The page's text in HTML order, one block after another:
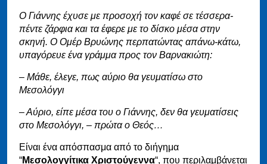
Ο Γιάννης έχυσε με προσοχή τον καφέ σε τέσσερα-
πέντε ζάρφια και τα έφερε με το δίσκο μέσα στην
σκηνή. Ο Ομέρ Βρυώνης περπατώντας απάνω-κάτω,
υπαγόρευε ένα γράμμα προς τον Βαρνακιώτη:
– Μάθε, έλεγε, πως αύριο θα γευματίσω στο
Μεσολόγγι
– Αύριο, είπε μέσα του ο Γιάννης, δεν θα γευματίσεις
στο Μεσολόγγι, – πρώτα ο Θεός…
Είναι ένα απόσπασμα από το διήγημα
“Μεσολογγίτικα Χριστούγεννα“, που περιλαμβάνεται